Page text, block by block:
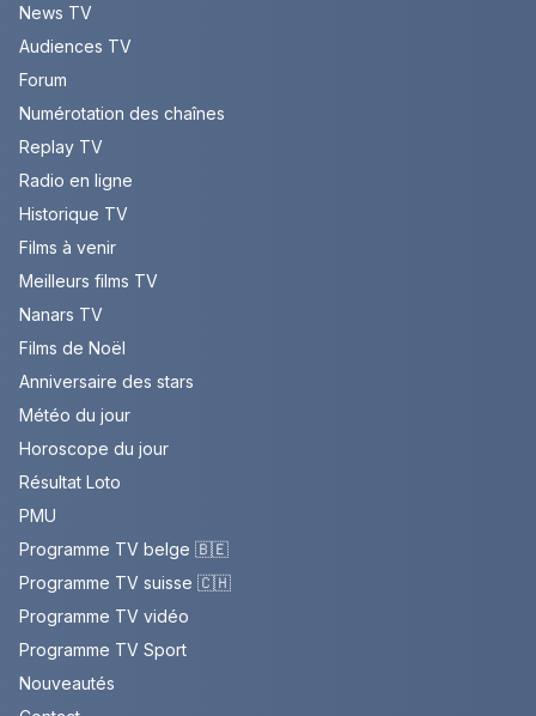
News TV
Audiences TV
Forum
Numérotation des chaînes
Replay TV
Radio en ligne
Historique TV
Films à venir
Meilleurs films TV
Nanars TV
Films de Noël
Anniversaire des stars
Météo du jour
Horoscope du jour
Résultat Loto
PMU
Programme TV belge 🇧🇪
Programme TV suisse 🇨🇭
Programme TV vidéo
Programme TV Sport
Nouveautés